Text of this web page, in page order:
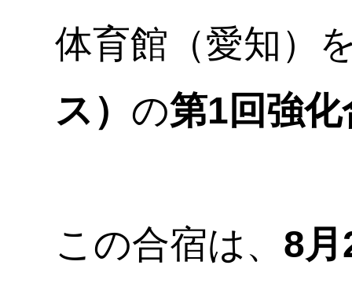
体育館（愛知）
ス） の第1回強化
この合宿は、 8